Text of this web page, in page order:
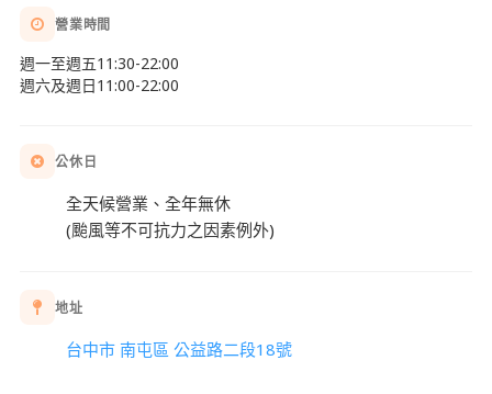
營業時間
週一至週五11:30-22:00
週六及週日11:00-22:00
公休日
全天候營業、全年無休
(颱風等不可抗力之因素例外)
地址
台中市 南屯區 公益路二段18號